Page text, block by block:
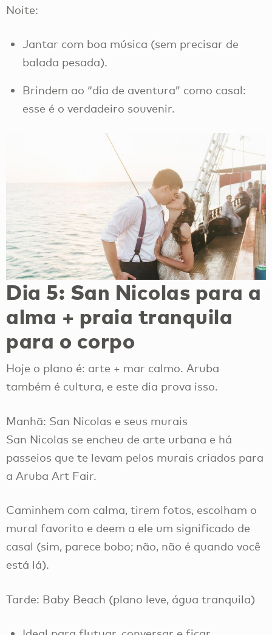
Noite:
Jantar com boa música (sem precisar de
balada pesada).
Brindem ao “dia de aventura” como casal:
esse é o verdadeiro souvenir.
Dia 5: San Nicolas para a
alma + praia tranquila
para o corpo
Hoje o plano é: arte + mar calmo. Aruba
também é cultura, e este dia prova isso.
Manhã: San Nicolas e seus murais
San Nicolas se encheu de arte urbana e há
passeios que te levam pelos murais criados para
a Aruba Art Fair.
Caminhem com calma, tirem fotos, escolham o
mural favorito e deem a ele um significado de
casal (sim, parece bobo; não, não é quando você
está lá).
Tarde: Baby Beach (plano leve, água tranquila)